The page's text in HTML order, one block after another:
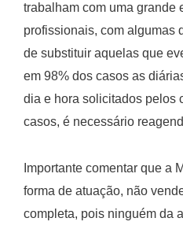
trabalham com uma grande
profissionais, com algumas
de substituir aquelas que
em 98% dos casos as
dia e hora solicitados pelos
casos, é necessário
Importante comentar que a
forma de atuação, não
completa, pois ninguém da